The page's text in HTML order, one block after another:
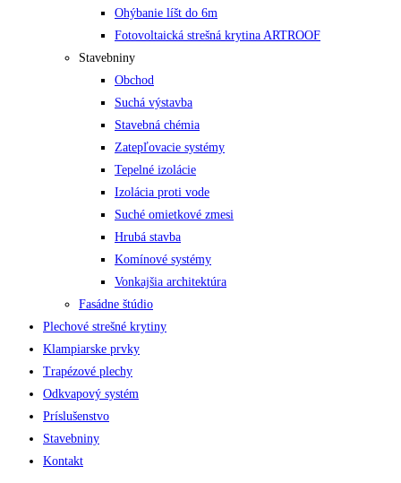
Ohýbanie líšt do 6m
Fotovoltaická strešná krytina ARTROOF
Stavebniny
Obchod
Suchá výstavba
Stavebná chémia
Zatepľovacie systémy
Tepelné izolácie
Izolácia proti vode
Suché omietkové zmesi
Hrubá stavba
Komínové systémy
Vonkajšia architektúra
Fasádne štúdio
Plechové strešné krytiny
Klampiarske prvky
Trapézové plechy
Odkvapový systém
Príslušenstvo
Stavebniny
Kontakt